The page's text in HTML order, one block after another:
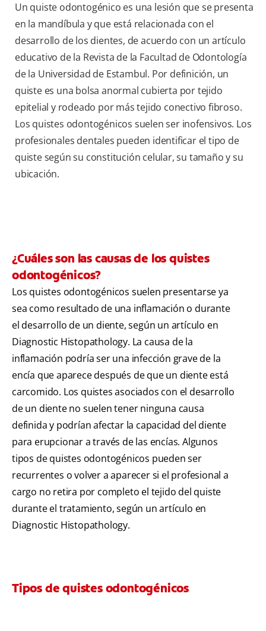
Un quiste odontogénico es una lesión que se presenta
en la mandíbula y que está relacionada con el
desarrollo de los dientes, de acuerdo con un artículo
educativo de la Revista de la Facultad de Odontología
de la Universidad de Estambul. Por definición, un
quiste es una bolsa anormal cubierta por tejido
epitelial y rodeado por más tejido conectivo fibroso.
Los quistes odontogénicos suelen ser inofensivos. Los
profesionales dentales pueden identificar el tipo de
quiste según su constitución celular, su tamaño y su
ubicación.
¿Cuáles son las causas de los quistes
odontogénicos?
Los quistes odontogénicos suelen presentarse ya
sea como resultado de una inflamación o durante
el desarrollo de un diente, según un artículo en
Diagnostic Histopathology. La causa de la
inflamación podría ser una infección grave de la
encía que aparece después de que un diente está
carcomido. Los quistes asociados con el desarrollo
de un diente no suelen tener ninguna causa
definida y podrían afectar la capacidad del diente
para erupcionar a través de las encías. Algunos
tipos de quistes odontogénicos pueden ser
recurrentes o volver a aparecer si el profesional a
cargo no retira por completo el tejido del quiste
durante el tratamiento, según un artículo en
Diagnostic Histopathology.
Tipos de quistes odontogénicos